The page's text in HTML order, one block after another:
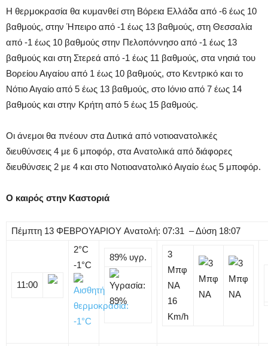
Η θερμοκρασία θα κυμανθεί στη Βόρεια Ελλάδα από -6 έως 10
βαθμούς, στην Ήπειρο από -1 έως 13 βαθμούς, στη Θεσσαλία
από -1 έως 10 βαθμούς στην Πελοπόννησο από -1 έως 13
βαθμούς και στη Στερεά από -1 έως 11 βαθμούς, στα νησιά του
Βορείου Αιγαίου από 1 έως 10 βαθμούς, στο Κεντρικό και το
Νότιο Αιγαίο από 5 έως 13 βαθμούς, στο Ιόνιο από 7 έως 14
βαθμούς και στην Κρήτη από 5 έως 15 βαθμούς.
Οι άνεμοι θα πνέουν στα Δυτικά από νοτιοανατολικές
διευθύνσεις 4 με 6 μποφόρ, στα Ανατολικά από διάφορες
διευθύνσεις 2 με 4 και στο Νοτιοανατολικό Αιγαίο έως 5 μποφόρ.
Ο καιρός στην Καστοριά
Πέμπτη 13 ΦΕΒΡΟΥΑΡΙΟΥ Ανατολή: 07:31 – Δύση 18:07
11:00
2°C
-1°C
89% υγρ.
3
Μπφ
NA
16
Km/h